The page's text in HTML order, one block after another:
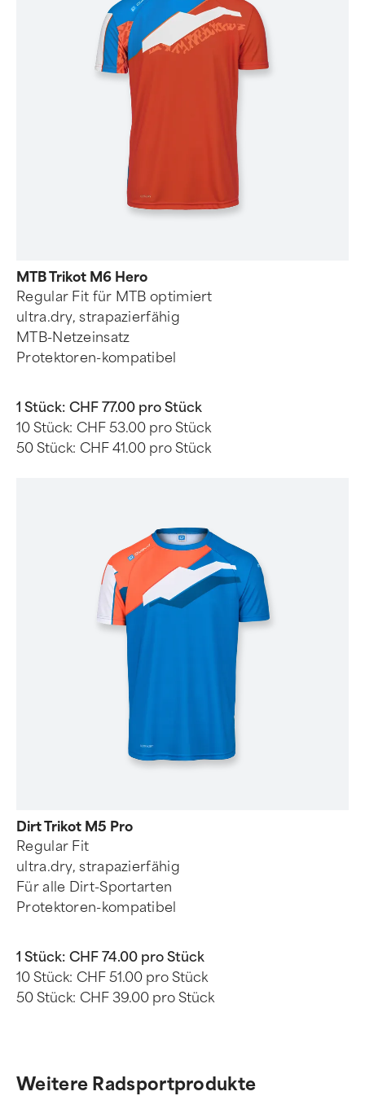
MTB Trikot M6 Hero
Regular Fit für MTB optimiert
ultra.dry, strapazierfähig
MTB-Netzeinsatz
Protektoren-kompatibel
1 Stück: CHF 77.00 pro Stück
10 Stück: CHF 53.00 pro Stück
50 Stück: CHF 41.00 pro Stück
Dirt Trikot M5 Pro
Regular Fit
ultra.dry, strapazierfähig
Für alle Dirt-Sportarten
Protektoren-kompatibel
1 Stück: CHF 74.00 pro Stück
10 Stück: CHF 51.00 pro Stück
50 Stück: CHF 39.00 pro Stück
Weitere Radsportprodukte